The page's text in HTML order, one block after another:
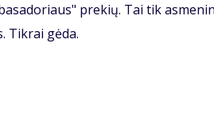
prekių. Tai tik
Tikrai gėda.